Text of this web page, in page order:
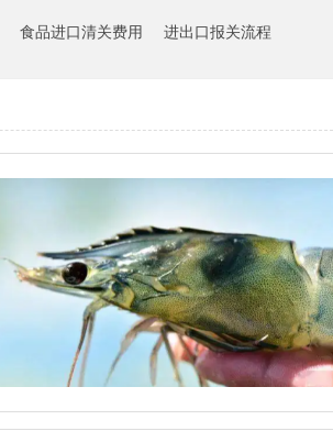
食品进口清关费用 进出口报关流程